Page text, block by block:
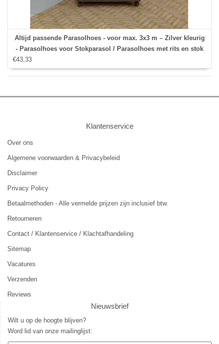
Altijd passende Parasolhoes - voor max. 3x3 m – Zilver kleurig
- Parasolhoes voor Stokparasol / Parasolhoes met rits en stok
€43,33
Klantenservice
Over ons
Algemene voorwaarden & Privacybeleid
Disclaimer
Privacy Policy
Betaalmethoden - Alle vermelde prijzen zijn inclusief btw.
Retourneren
Contact / Klantenservice / Klachtafhandeling
Sitemap
Vacatures
Verzenden
Reviews
Nieuwsbrief
Wilt u op de hoogte blijven?
Word lid van onze mailinglijst: